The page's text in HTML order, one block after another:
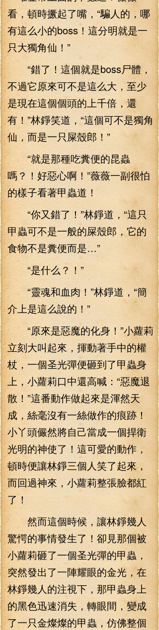
看，頓時撅起了嘴，“騙人的，哪
有這么小的boss！這分明就是一
只大獨角仙！”
“錯了！這個就是boss尸體，
不過它原來可不是這么大，至少
是現在這個個頭的上千倍，還
有！”林錚笑道，“這個可不是獨角
仙，而是一只屎殼郎！”
“就是那種吃糞便的昆蟲
嗎？！好惡心啊！”薇薇一副很怕
的樣子看著甲蟲道！
“你又錯了！”林錚道，“這只
甲蟲可不是一般的屎殼郎，它的
食物不是糞便而是…”
“是什么？！”
“靈魂和血肉！”林錚道，“簡
介上是這么說的！”
“原來是惡魔的化身！”小蘿莉
立刻大叫起來，揮動著手中的權
杖，一個圣光彈便砸到了甲蟲身
上，小蘿莉口中還高喊：“惡魔退
散！”這番動作做起來是渾然天
成，絲毫沒有一絲做作的痕跡！
小丫頭儼然將自己當成一個捍衛
光明的神使了！這可愛的動作，
頓時便讓林錚三個人笑了起來，
而回過神來，小蘿莉整張臉都紅
了！
然而這個時候，讓林錚幾人
驚愕的事情發生了！卻見那個被
小蘿莉砸了一個圣光彈的甲蟲，
突然發出了一陣耀眼的金光，在
林錚幾人的注視下，那甲蟲身上
的黑色迅速消失，轉眼間，變成
了一只金燦燦的甲蟲，仿佛整個